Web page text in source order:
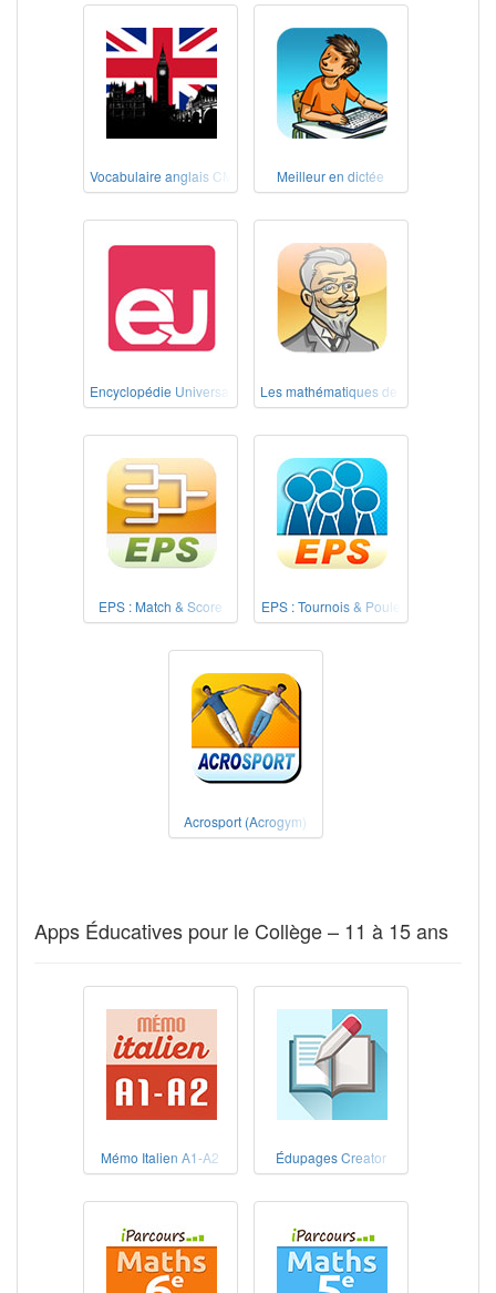
Vocabulaire anglais CM1-CM2 Meilleur en dictée
Encyclopédie Universalis écoleLes mathématiques de nos grands-
EPS : Match & Score EPS : Tournois & Poule
Acrosport (Acrogym)
Apps Éducatives pour le Collège – 11 à 15 ans
Mémo Italien A1-A2 Édupages Creator